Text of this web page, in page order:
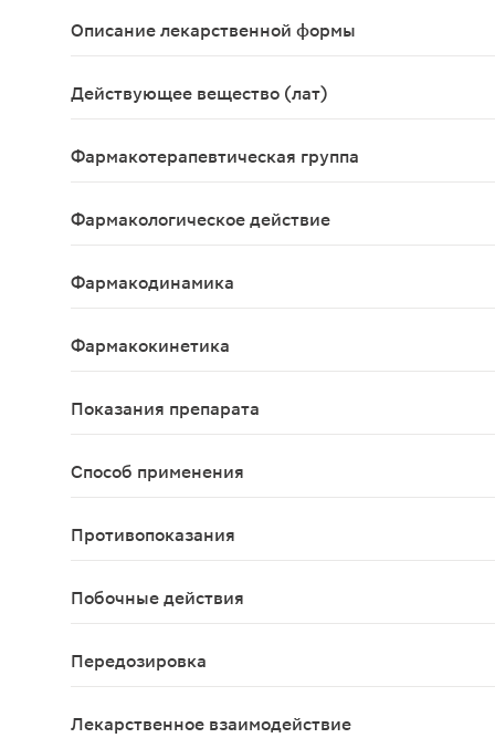
Описание лекарственной формы
Таблетки, покрытые пленочной оболочкой
Действующее вещество (лат)
Фармакотерапевтическая группа
Фармакологическое действие
Железо - незаменимый компонент организма,
Фармакодинамика
Фармакокинетика
Железо всасывается, главным образом, из
Показания препарата
железодефицитная анемия; дефицит железа;
Способ применения
Противопоказания
Повышенное содержание железа в организме
Побочные действия
Со стороны пищеварительной системы:
Передозировка
Лекарственное взаимодействие